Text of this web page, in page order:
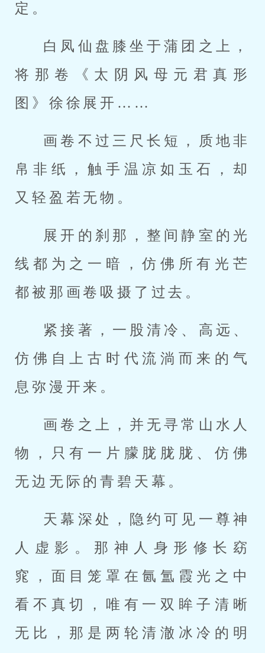
定。
白凤仙盘膝坐于蒲团之上，
将那卷《太阴风母元君真形
图》徐徐展开……
画卷不过三尺长短，质地非
帛非纸，触手温凉如玉石，却
又轻盈若无物。
展开的刹那，整间静室的光
线都为之一暗，仿佛所有光芒
都被那画卷吸摄了过去。
紧接著，一股清冷、高远、
仿佛自上古时代流淌而来的气
息弥漫开来。
画卷之上，并无寻常山水人
物，只有一片朦胧胧胧、仿佛
无边无际的青碧天幕。
天幕深处，隐约可见一尊神
人虚影。那神人身形修长窈
窕，面目笼罩在氤氲霞光之中
看不真切，唯有一双眸子清晰
无比，那是两轮清澈冰冷的明